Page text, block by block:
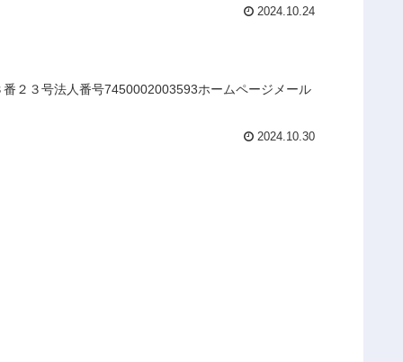
2024.10.24
２３号法人番号7450002003593ホームページメール
2024.10.30